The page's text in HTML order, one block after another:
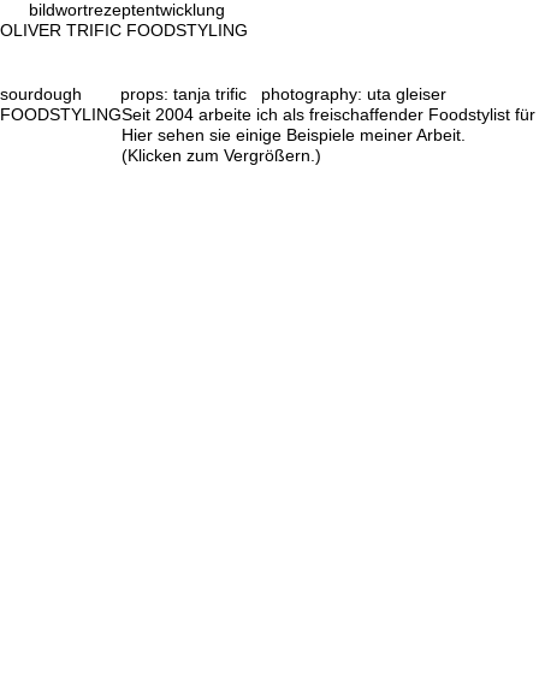
bildwortrezeptentwicklung
OLIVER TRIFIC FOODSTYLING
sourdough props: tanja trific photography: uta gleiser
FOODSTYLINGSeit 2004 arbeite ich als freischaffender Foodstylist
Hier sehen sie einige Beispiele meiner Arbeit.
(Klicken zum Vergrößern.)